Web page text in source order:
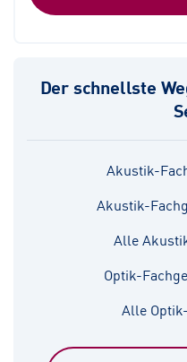
Der schnellste
Akustik-
Akustik-
Alle
Optik-
Alle